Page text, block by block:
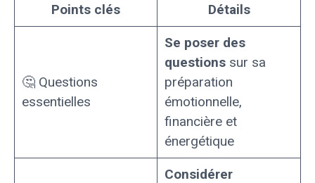
Points clés Détails
🤔 Questions
essentielles
Se poser des
questionssur sa
préparation
émotionnelle,
financière et
énergétique
Considérer